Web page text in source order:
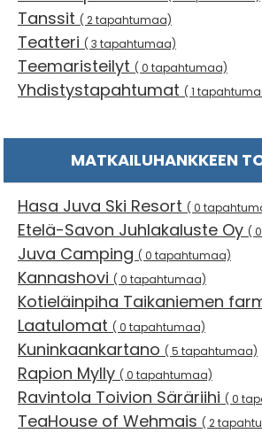
Tanssit ( 2 tapahtumaa)
Teatteri ( 3 tapahtumaa)
Teemaristeilyt ( 0 tapahtumaa)
Yhdistystapahtumat ( 1
MATKAILUHANKKEEN
Hasa Juva Ski Resort ( 0
Etelä-Savon Juhlakaluste Oy (
Juva Camping ( 0 tapahtumaa)
Kannashovi ( 0 tapahtumaa)
Kotieläinpiha Taikaniemen
Laatulomat ( 0 tapahtumaa)
Kuninkaankartano ( 5 tapahtumaa)
Rapion Mylly ( 0 tapahtumaa)
Ravintola Toivion Säräriihi ( 0
TeaHouse of Wehmais ( 2